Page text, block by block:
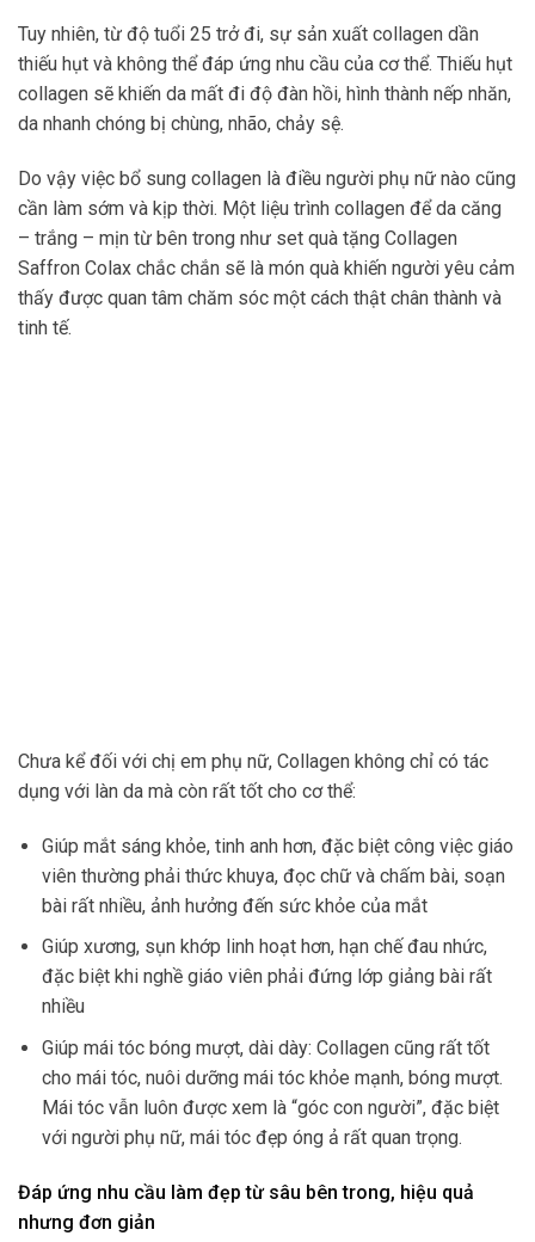
Tuy nhiên, từ độ tuổi 25 trở đi, sự sản xuất collagen dần
thiếu hụt và không thể đáp ứng nhu cầu của cơ thể. Thiếu hụt
collagen sẽ khiến da mất đi độ đàn hồi, hình thành nếp nhăn,
da nhanh chóng bị chùng, nhão, chảy sệ.
Do vậy việc bổ sung collagen là điều người phụ nữ nào cũng
cần làm sớm và kịp thời. Một liệu trình collagen để da căng
– trắng – mịn từ bên trong như set quà tặng Collagen
Saffron Colax chắc chắn sẽ là món quà khiến người yêu cảm
thấy được quan tâm chăm sóc một cách thật chân thành và
tinh tế.
Chưa kể đối với chị em phụ nữ, Collagen không chỉ có tác
dụng với làn da mà còn rất tốt cho cơ thể:
Giúp mắt sáng khỏe, tinh anh hơn, đặc biệt công việc giáo
viên thường phải thức khuya, đọc chữ và chấm bài, soạn
bài rất nhiều, ảnh hưởng đến sức khỏe của mắt
Giúp xương, sụn khớp linh hoạt hơn, hạn chế đau nhức,
đặc biệt khi nghề giáo viên phải đứng lớp giảng bài rất
nhiều
Giúp mái tóc bóng mượt, dài dày: Collagen cũng rất tốt
cho mái tóc, nuôi dưỡng mái tóc khỏe mạnh, bóng mượt.
Mái tóc vẫn luôn được xem là “góc con người”, đặc biệt
với người phụ nữ, mái tóc đẹp óng ả rất quan trọng.
Đáp ứng nhu cầu làm đẹp từ sâu bên trong, hiệu quả
nhưng đơn giản